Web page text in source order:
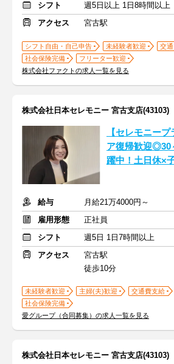
シフト
週5日以上 1日8時間以上
アクセス
宮古駅
シフト自由・自己申告 未経験者歓迎
交
社会保険完備
フリーター歓迎
株式会社ファクトの求人一覧を見る
株式会社日本セレモニー 宮古支店(43103)
【セレモニー
ア復帰歓迎◎30
躍中！土日休×
給与
月給21万4000円～
雇用形態
正社員
シフト
週5日 1日7時間以上
アクセス
宮古駅
徒歩10分
未経験者歓迎 主婦(夫)歓迎 交通費支給
社会保険完備
愛グループ（合同募集）の求人一覧を見る
株式会社日本セレモニー 宮古支店(43103)